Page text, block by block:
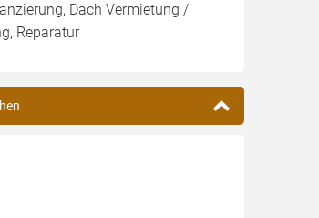
Dach Vermietung /
Reparatur